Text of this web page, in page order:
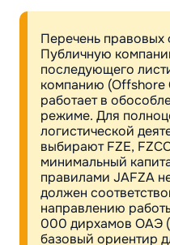
Перечень
Публичную
последующего
компанию (Offshore
работает в
режиме. Для
логистической
выбирают FZE,
минимальный
правилами JAFZA
должен
направлению
000 дирхамов ОАЭ
базовый ориентир